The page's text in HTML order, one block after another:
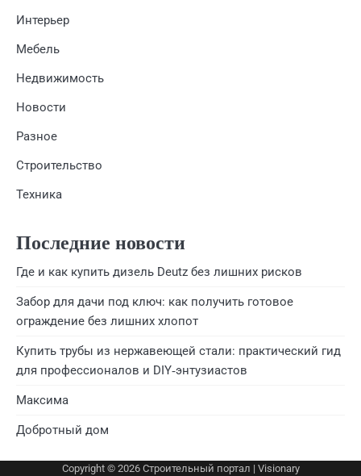
Интерьер
Мебель
Недвижимость
Новости
Разное
Строительство
Техника
Последние новости
Где и как купить дизель Deutz без лишних рисков
Забор для дачи под ключ: как получить готовое
ограждение без лишних хлопот
Купить трубы из нержавеющей стали: практический гид
для профессионалов и DIY‑энтузиастов
Максима
Добротный дом
Copyright © 2026 Строительный портал | Visionary